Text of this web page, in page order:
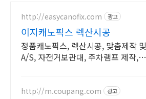
http://easycanofix.com 광고
이지캐노픽스 렉산시공
정품캐노픽스, 렉산시공, 맞춤제작 및
A/S, 자전거보관대, 주차램프 제작,홈
http://m.coupang.com 광고